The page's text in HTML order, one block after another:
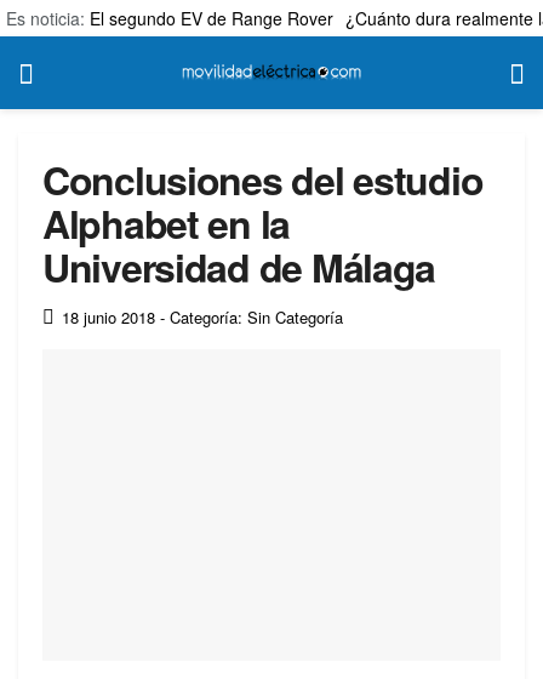
Es noticia: El segundo EV de Range Rover ¿Cuánto dura realmente
Conclusiones del estudio
Alphabet en la
Universidad de Málaga
18 junio 2018 - Categoría: Sin Categoría